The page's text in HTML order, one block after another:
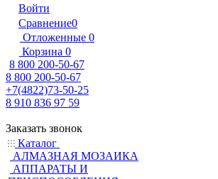
Войти
Сравнение0
Отложенные 0
Корзина 0
8 800 200-50-67
8 800 200-50-67
+7(4822)73-50-25
8 910 836 97 59
Заказать звонок
Каталог
АЛМАЗНАЯ МОЗАИКА
АППАРАТЫ И